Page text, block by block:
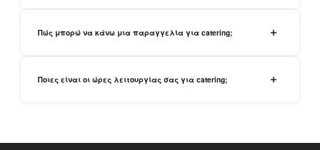
Πώς μπορώ να κάνω μια παραγγελία για catering;
Ποιες είναι οι ώρες λειτουργίας σας για catering;